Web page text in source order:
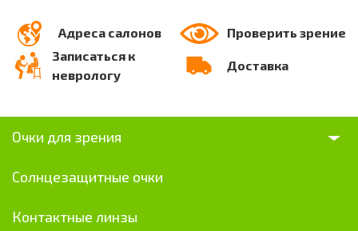
Адреса салонов
Проверить зрение
Записаться к
неврологу
Доставка
Очки для зрения
Солнцезащитные очки
Контактные линзы